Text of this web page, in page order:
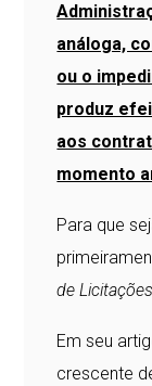
análoga,
ou o
produz
aos
momento
Para que
de
Em seu
crescente